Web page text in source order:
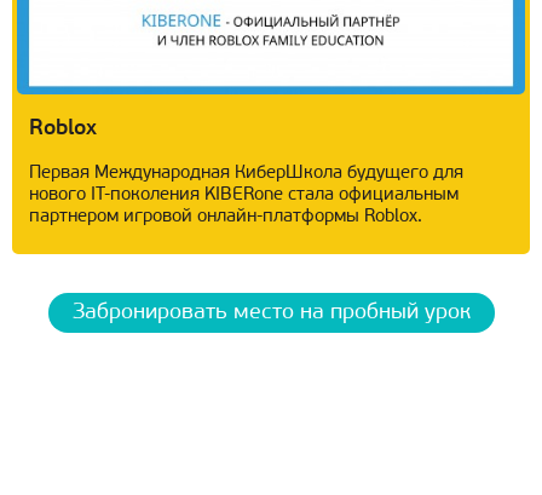
Roblox
Первая Международная КиберШкола будущего для
нового IT-поколения KIBERone стала официальным
партнером игровой онлайн-платформы Roblox.
Забронировать место на пробный урок